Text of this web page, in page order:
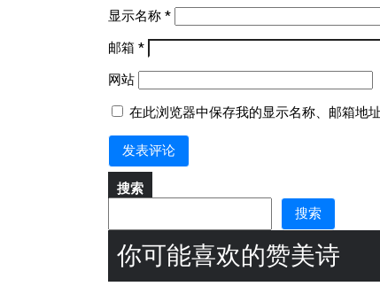
显示名称 *
邮箱 *
网站
在此浏览器中保存我的显示名称、邮箱地
搜索
搜索
你可能喜欢的赞美诗